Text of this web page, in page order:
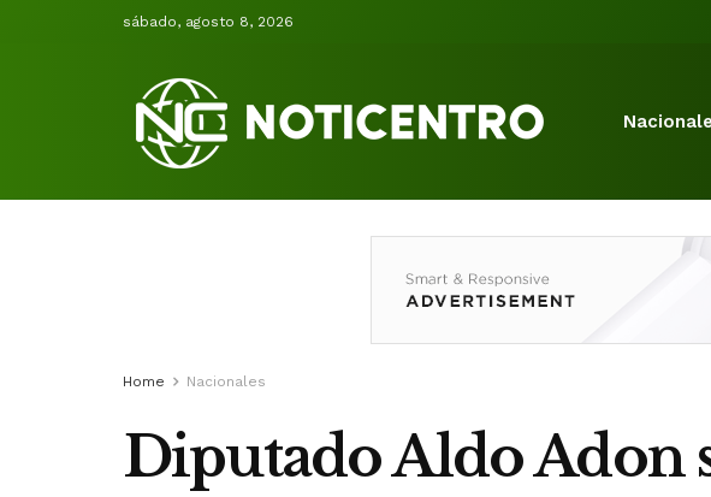
sábado, agosto 8, 2026
Home Nacionales
Diputado Aldo Adon